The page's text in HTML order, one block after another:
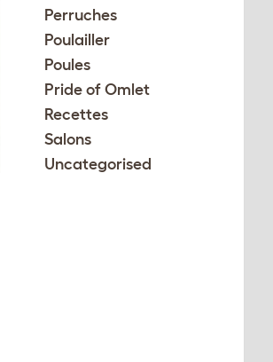
Perruches
Poulailler
Poules
Pride of Omlet
Recettes
Salons
Uncategorised